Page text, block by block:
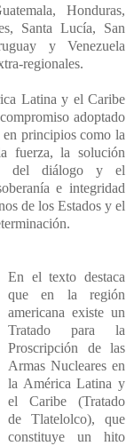
Honduras,
Santa Lucía, San
y Venezuela
regionales.
Latina y el Caribe
adoptado
en principios como la
fuerza, la solución
del diálogo y el
e integridad
de los Estados y el
En el texto destaca
que en la región
americana existe un
Tratado para la
Proscripción de las
Armas Nucleares en
la América Latina y
el Caribe (Tratado
de Tlatelolco), que
constituye un hito